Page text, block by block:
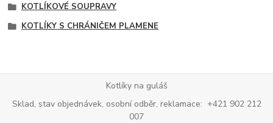
KOTLÍKOVÉ SOUPRAVY
KOTLÍKY S CHRÁNIČEM PLAMENE
Kotlíky na guláš
Sklad, stav objednávek, osobní odběr, reklamace: +421 902 212
007